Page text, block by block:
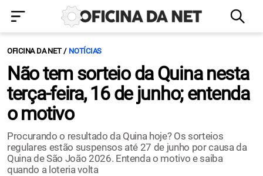
OFICINA DA NET NOTÍCIAS
Não tem sorteio da Quina nesta
terça-feira, 16 de junho; entenda
o motivo
Procurando o resultado da Quina hoje? Os sorteios
regulares estão suspensos até 27 de junho por causa da
Quina de São João 2026. Entenda o motivo e saiba
quando a loteria volta